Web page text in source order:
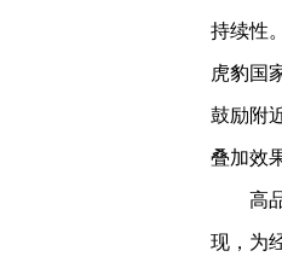
持续性
虎豹国
鼓励附
叠加效
高
现，为